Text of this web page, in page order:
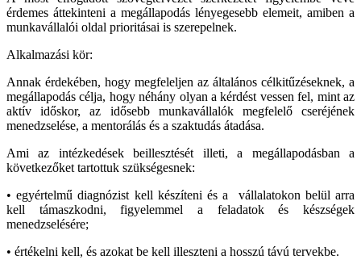
érdemes áttekinteni a megállapodás lényegesebb elemeit, amiben a
munkavállalói oldal prioritásai is szerepelnek.
Alkalmazási kör:
Annak érdekében, hogy megfeleljen az általános célkitűzéseknek, a
megállapodás célja, hogy néhány olyan a kérdést vessen fel, mint az
aktív időskor, az idősebb munkavállalók megfelelő cseréjének
menedzselése, a mentorálás és a szaktudás átadása.
Ami az intézkedések beillesztését illeti, a megállapodásban a
következőket tartottuk szükségesnek:
• egyértelmű diagnózist kell készíteni és a vállalatokon belül arra
kell támaszkodni, figyelemmel a feladatok és készségek
menedzselésére;
• értékelni kell, és azokat be kell illeszteni a hosszú távú tervekbe.